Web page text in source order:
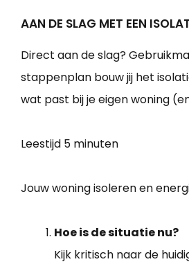
AAN DE SLAG MET EEN
Direct aan de slag?
stappenplan bouw jij het
wat past bij je eigen woning
Leestijd 5 minuten
Jouw woning isoleren en
Hoe is de situatie nu?
Kijk kritisch naar de